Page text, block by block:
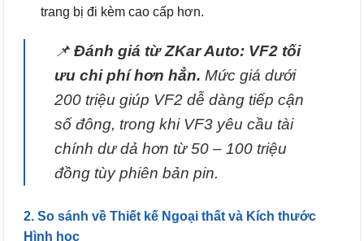
trang bị đi kèm cao cấp hơn.
📌 Đánh giá từ ZKar Auto: VF2 tối
ưu chi phí hơn hẳn. Mức giá dưới
200 triệu giúp VF2 dễ dàng tiếp cận
số đông, trong khi VF3 yêu cầu tài
chính dư dả hơn từ 50 – 100 triệu
đồng tùy phiên bản pin.
2. So sánh về Thiết kế Ngoại thất và Kích thước
Hình học